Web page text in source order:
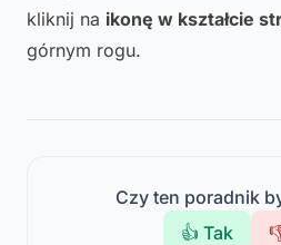
kliknij na ikonę w kształcie
górnym rogu.
Czy ten poradnik
👍 Tak